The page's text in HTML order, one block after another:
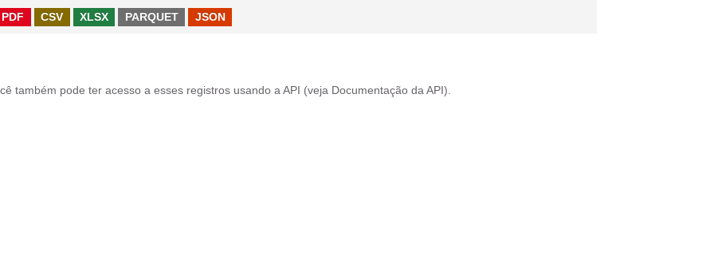
PDF CSV XLSX PARQUET JSON
também pode ter acesso a esses registros usando a API (veja Documentação da API ).